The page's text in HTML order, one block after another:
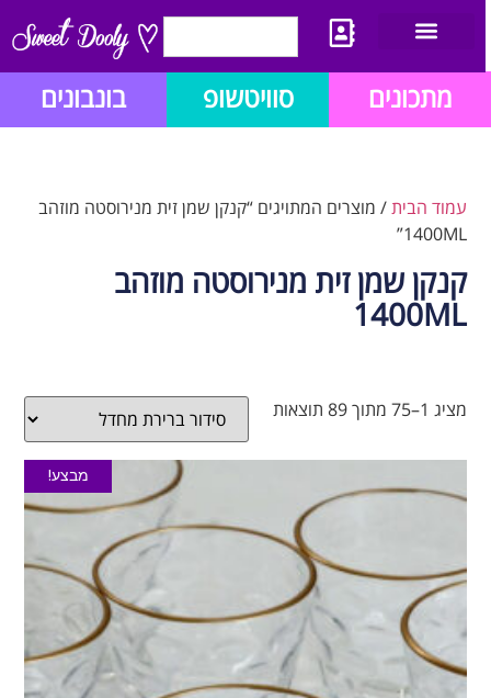
מתכונים סוויטשופ בונבונים
עמוד הבית/ מוצרים המתויגים “קנקן שמן זית מנירוסטה מוזהב
1400ML”
קנקן שמן זית מנירוסטה מוזהב
1400ML
מציג 1–75 מתוך 89 תוצאות
מבצע!